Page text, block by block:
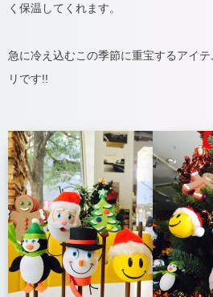
く保温してくれます。
急に冷え込むこの季節に重宝するアイ
リです!!